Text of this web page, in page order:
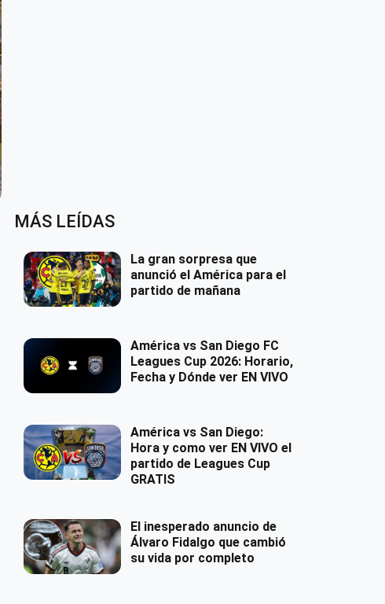
MÁS LEÍDAS
La gran sorpresa que
anunció el América para el
partido de mañana
América vs San Diego FC
Leagues Cup 2026: Horario,
Fecha y Dónde ver EN VIVO
América vs San Diego:
Hora y como ver EN VIVO el
partido de Leagues Cup
GRATIS
El inesperado anuncio de
Álvaro Fidalgo que cambió
su vida por completo